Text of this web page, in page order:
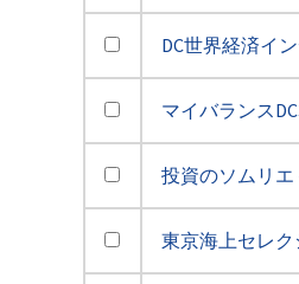
DC世界経済イ
マイバランス
投資のソムリエ
東京海上セレ